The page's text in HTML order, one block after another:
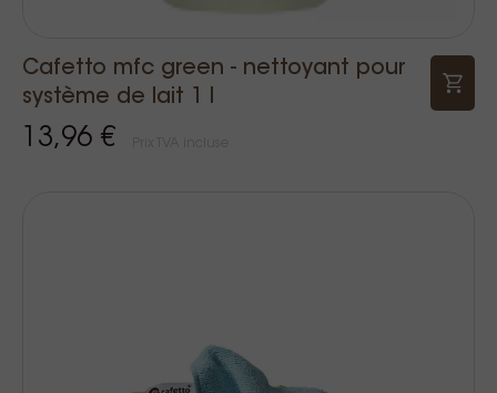
Cafetto mfc green - nettoyant pour
système de lait 1 l
13,96 €